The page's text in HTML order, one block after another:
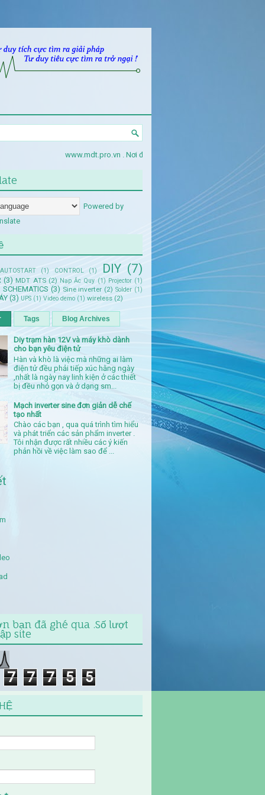
www.mdt.pro.vn . Nơi đăng tải các thiết kế sản phẩm và hổ trợ công nghệ
Powered by
AUTOSTART (1) CONTROL (1) DIY (7)
(3) MDT ATS (2) Nạp Ắc Quy (1) Projector (1)
SCHEMATICS (3) Sine inverter (2) Solder (1)
(3) UPS (1) Video demo (1) wireless (2)
Tags Blog Archives
Diy trạm hàn 12V và máy khò dành
cho bạn yêu điện tử
Hàn và khò là việc mà những ai làm
điện tử đều phải tiếp xúc hằng ngày
,nhất là ngày nay linh kiện ở các thiết
bị đều nhỏ gọn và ở dạng sm...
Mạch inverter sine đơn giản dễ chế
tạo nhất
Chào các bạn , qua quá trình tìm hiểu
và phát triển các sản phẩm inverter .
Tôi nhận được rất nhiều các ý kiến
phản hồi về việc làm sao để ...
bạn đã ghé qua .Số lượt
site
7 7 7 5 5